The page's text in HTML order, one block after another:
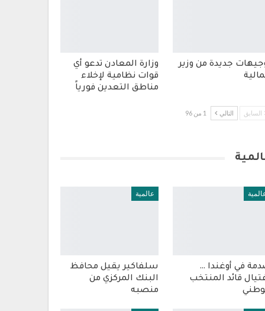
جديدة من وزير
وزارة المعادن تدعو أي
قوات نظامية لإخلاء
مناطق التعدين فورياً
السابق التالي 1 من 96
في أوغندا …
قائد المنتخب
عالمية
سلفاكير يقيل محافظ
البنك المركزي من
منصبه